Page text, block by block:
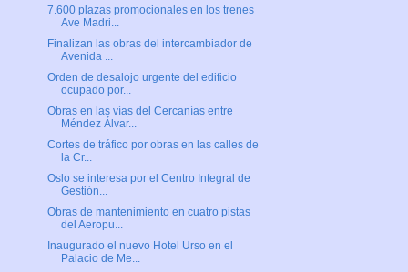
7.600 plazas promocionales en los trenes
Ave Madri...
Finalizan las obras del intercambiador de
Avenida ...
Orden de desalojo urgente del edificio
ocupado por...
Obras en las vías del Cercanías entre
Méndez Álvar...
Cortes de tráfico por obras en las calles de
la Cr...
Oslo se interesa por el Centro Integral de
Gestión...
Obras de mantenimiento en cuatro pistas
del Aeropu...
Inaugurado el nuevo Hotel Urso en el
Palacio de Me...